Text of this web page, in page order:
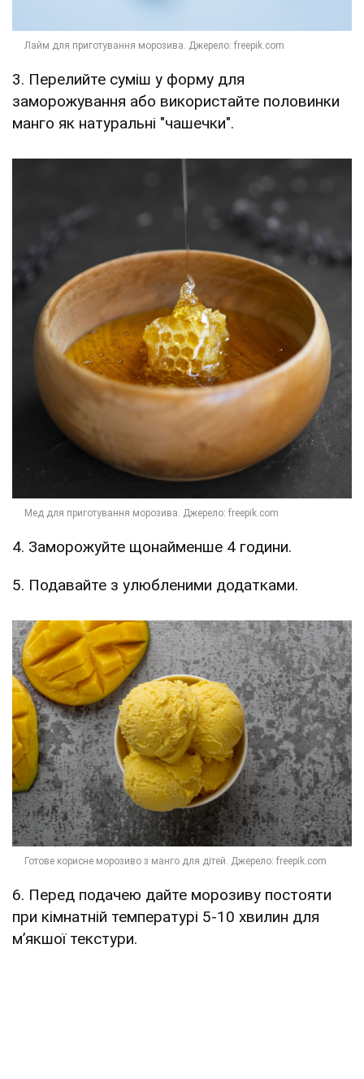
3. Перелийте суміш у форму для
заморожування або використайте половинки
манго як натуральні "чашечки".
4. Заморожуйте щонайменше 4 години.
5. Подавайте з улюбленими додатками.
6. Перед подачею дайте морозиву постояти
при кімнатній температурі 5-10 хвилин для
м’якшої текстури.